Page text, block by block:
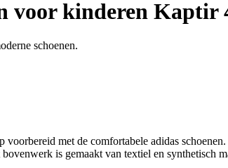
voor kinderen Kaptir
schoenen.
met de comfortabele adidas
is gemaakt van textiel en synthetisch